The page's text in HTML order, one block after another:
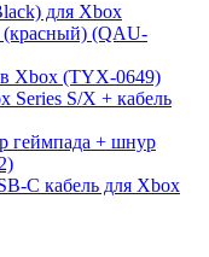
для Xbox
(красный) (QAU-
Xbox (TYX-0649)
Series S/X + кабель
геймпада + шнур
C кабель для Xbox